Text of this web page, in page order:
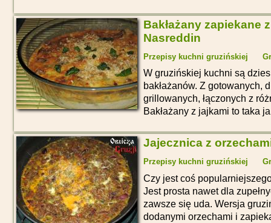
Bakłażany zapiekane
Nasreddin
Przepisy kuchni gruzińskiej
W gruzińskiej kuchni są
bakłażanów. Z gotowanych,
grillowanych, łączonych z
Bakłażany z jajkami to taka
Jajecznica z
Przepisy kuchni gruzińskiej
Czy jest coś
Jest prosta nawet dla
zawsze się uda. Wersja
dodanymi orzechami i